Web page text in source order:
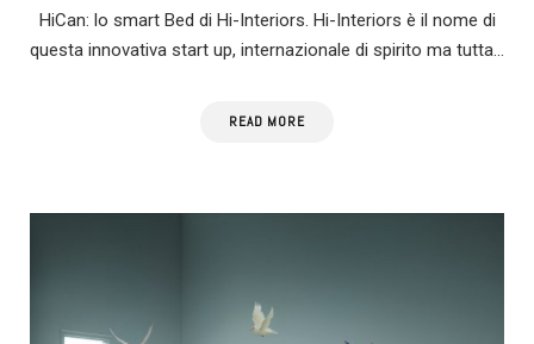
HiCan: lo smart Bed di Hi-Interiors. Hi-Interiors è il nome di
questa innovativa start up, internazionale di spirito ma tutta…
READ MORE